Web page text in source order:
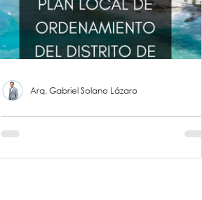
Plan Local de
Ordenamiento Territorial del
Distrito de Pedasí (PLOT) -
Arq. Gabriel Solano Lázaro